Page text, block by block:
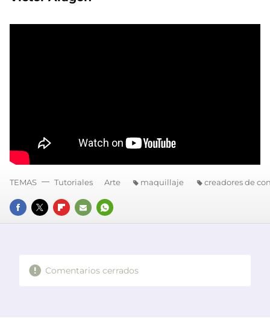
FACEBOOK
TWITTERFLIPBOARD
E-
WHATSAPP
TEMAS Tutoriales Arte maquillaje creadores de
Comentarios cerrados